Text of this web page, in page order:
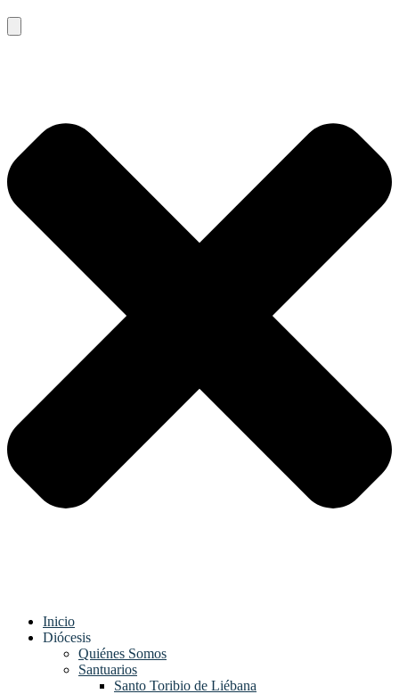
Inicio
Diócesis
Quiénes Somos
Santuarios
Santo Toribio de Liébana